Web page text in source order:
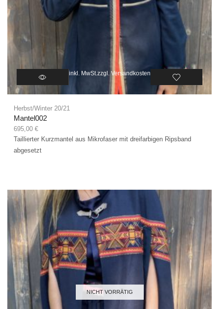
inkl. MwSt. zzgl.Versandkosten
Herbst/Winter 20/21
Mantel002
695,00 €
Taillierter Kurzmantel aus Mikrofaser mit dreifarbigen Ripsband
abgesetzt
NICHT VORRÄTIG